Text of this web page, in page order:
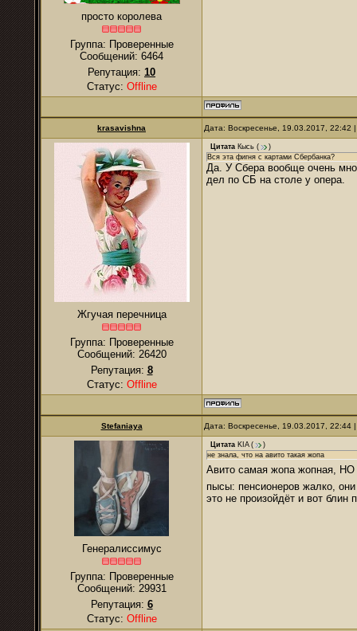
просто королева
Группа: Проверенные
Сообщений: 6464
Репутация: 10
Статус: Offline
krasavishna Дата: Воскресенье, 19.03.2017,
Жгучая перечница
Группа: Проверенные
Сообщений: 26420
Репутация: 8
Статус: Offline
Цитата Кысь (
)
Вся эта фигня с картами Сбербанка?
Да. У Сбера вообще очень
дел по СБ на столе у опера.
Stefaniaya Дата: Воскресенье, 19.03.2017,
Генералиссимус
Группа: Проверенные
Сообщений: 29931
Репутация: 6
Статус: Offline
Цитата KIA(
)
не знала, что на авито такая жопа
Авито самая жопа жопная,
пысы: пенсионеров жалко,
это не произойдёт и вот блин